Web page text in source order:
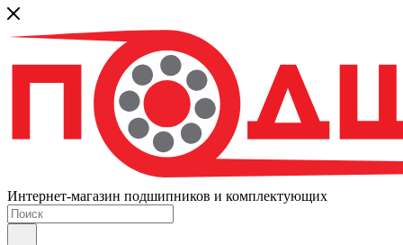
Интернет-магазин подшипников и комплектующих